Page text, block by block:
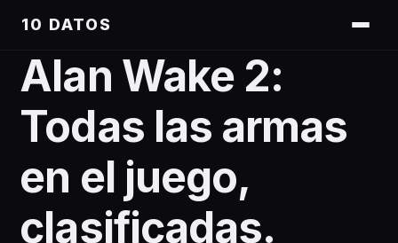
10 DATOS
Alan Wake 2:
Todas las armas
en el juego,
clasificadas.